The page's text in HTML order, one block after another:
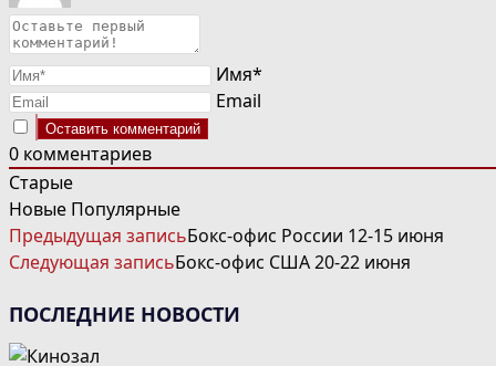
Имя*
Email
0 комментариев
Старые
Новые Популярные
ЧИТАТЬ
ДАЛЕЕ
СТАТЬИ
Предыдущая записьБокс-офис России 12-15 июня
Следующая записьБокс-офис США 20-22 июня
ПОСЛЕДНИЕ НОВОСТИ